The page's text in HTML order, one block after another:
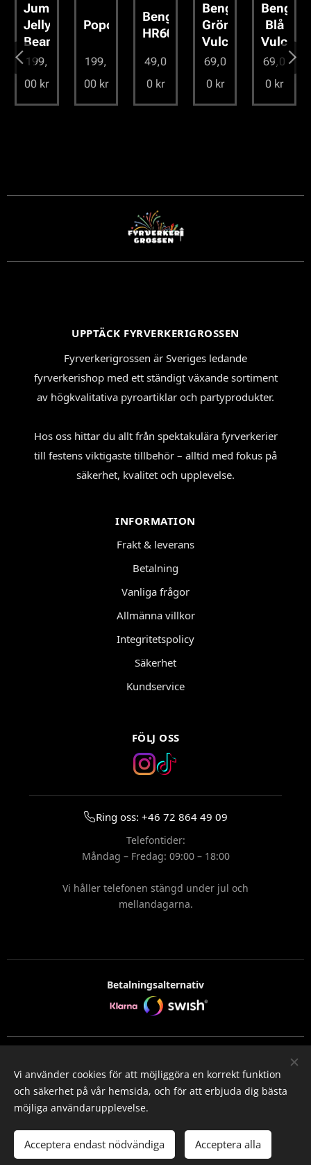
Lägg i kundvagnen
Jumping
Jelly
Beans
199,
00 kr
Popcorn
199,
00kr
Bengal
HR60
49,0
0kr
Bengal
Grön
Vulcan
69,0
0kr
Bengal
Blå
Vulcan
69,0
0 kr
UPPTÄCK FYRVERKERIGROSSEN
Fyrverkerigrossen är Sveriges ledande
fyrverkerishop med ett ständigt växande sortiment
av högkvalitativa pyroartiklar och partyprodukter.
Hos oss hittar du allt från spektakulära fyrverkerier
till festens viktigaste tillbehör – alltid med fokus på
säkerhet, kvalitet och upplevelse.
INFORMATION
Frakt & leverans
Betalning
Vanliga frågor
Allmänna villkor
Integritetspolicy
Säkerhet
Kundservice
FÖLJ OSS
Ring oss: +46 72 864 49 09
Telefontider:
Måndag – Fredag: 09:00 – 18:00
Vi håller telefonen stängd under jul och
mellandagarna.
Betalningsalternativ
Krutkungen AB, Org.nr: 559245-1735
Cookies
Vi använder cookies för att möjliggöra en korrekt funktion
och säkerhet på vår hemsida, och för att erbjuda dig bästa
möjliga användarupplevelse.
Acceptera endast nödvändiga Acceptera alla